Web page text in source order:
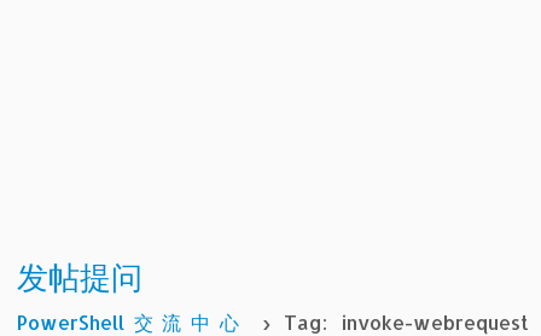
发帖提问
PowerShell交流中心 › Tag: invoke-webrequest